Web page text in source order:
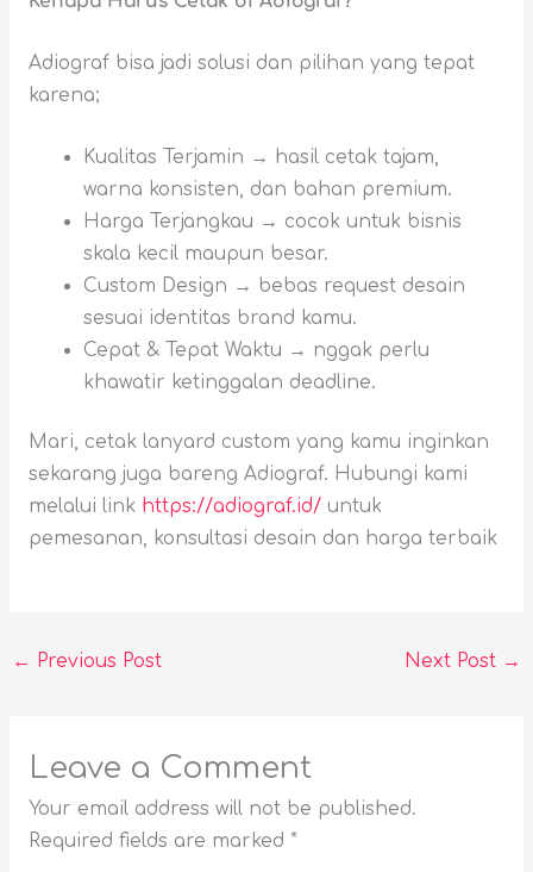
Adiograf bisa jadi solusi dan pilihan yang tepat
karena;
Kualitas Terjamin → hasil cetak tajam,
warna konsisten, dan bahan premium.
Harga Terjangkau → cocok untuk bisnis
skala kecil maupun besar.
Custom Design → bebas request desain
sesuai identitas brand kamu.
Cepat & Tepat Waktu → nggak perlu
khawatir ketinggalan deadline.
Mari, cetak lanyard custom yang kamu inginkan
sekarang juga bareng Adiograf. Hubungi kami
melalui linkhttps://adiograf.id/untuk
pemesanan, konsultasi desain dan harga terbaik
← Previous Post Next Post →
Leave a Comment
Your email address will not be published.
Required fields are marked *